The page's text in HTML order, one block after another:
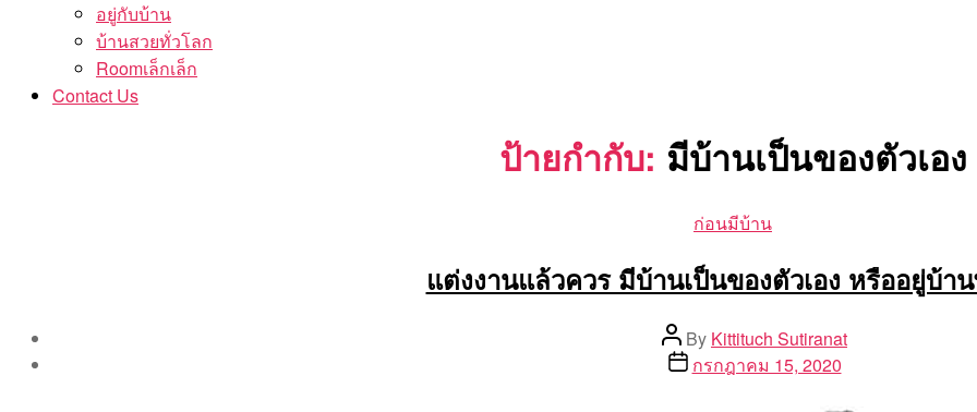
อยู่กับบ้าน
บ้านสวยทั่วโลก
Roomเล็กเล็ก
Contact Us
ป้ายกำกับ: มีบ้านเป็นของตัวเอง
Categories
ก่อนมีบ้าน
แต่งงานแล้วควร มีบ้านเป็นของตัวเอง หรืออยู่บ้า
Post
author
By Kittituch Sutiranat
Postกรกฎาคม 15, 2020